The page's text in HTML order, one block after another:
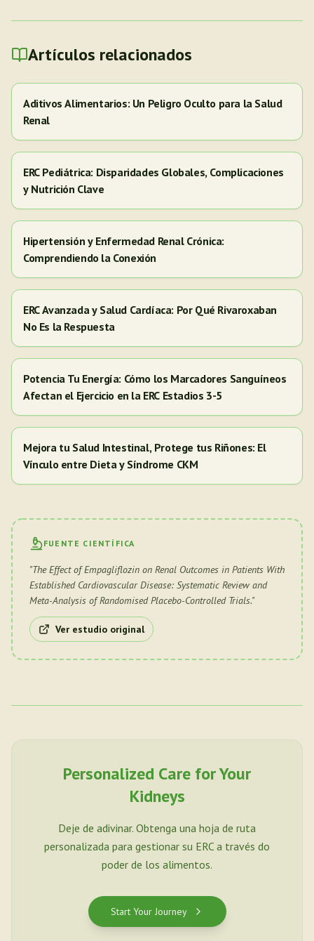
Artículos relacionados
Aditivos Alimentarios: Un Peligro Oculto para la Salud
Renal
ERC Pediátrica: Disparidades Globales, Complicaciones
y Nutrición Clave
Hipertensión y Enfermedad Renal Crónica:
Comprendiendo la Conexión
ERC Avanzada y Salud Cardíaca: Por Qué Rivaroxaban
No Es la Respuesta
Potencia Tu Energía: Cómo los Marcadores Sanguíneos
Afectan el Ejercicio en la ERC Estadios 3-5
Mejora tu Salud Intestinal, Protege tus Riñones: El
Vínculo entre Dieta y Síndrome CKM
FUENTE CIENTÍFICA
"The Effect of Empagliflozin on Renal Outcomes in Patients With
Established Cardiovascular Disease: Systematic Review and
Meta-Analysis of Randomised Placebo-Controlled Trials."
Ver estudio original
Personalized Care for Your
Kidneys
Deje de adivinar. Obtenga una hoja de ruta
personalizada para gestionar su ERC a través do
poder de los alimentos.
Start Your Journey